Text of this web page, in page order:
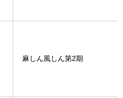
麻しん風しん第2期